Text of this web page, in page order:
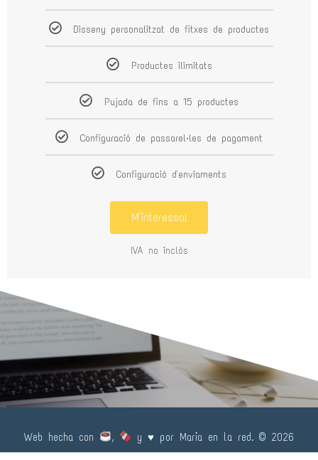
Disseny personalitzat de fitxes de productes
Productes ilimitats
Pujada de fins a 15 productes
Configuració de passarel·les de pagament
Configuració d'enviaments
M'interessa!
IVA no inclòs
Web hecha con , y ♥️ por Maria en la red. © 2026